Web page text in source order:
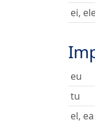
ei,
eu
tu
el, ea